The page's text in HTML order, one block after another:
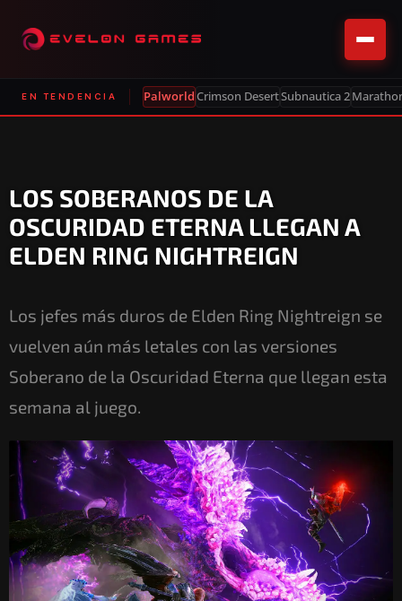
EN TENDENCIA PalworldCrimson DesertSubnautica 2
LOS SOBERANOS DE LA
OSCURIDAD ETERNA LLEGAN A
ELDEN RING NIGHTREIGN
Los jefes más duros de Elden Ring Nightreign se
vuelven aún más letales con las versiones
Soberano de la Oscuridad Eterna que llegan esta
semana al juego.